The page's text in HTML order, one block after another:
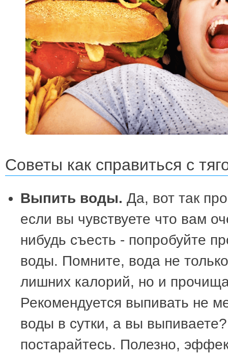
Советы как справиться с
Выпить воды. Да, вот так
если вы чувствуете что вам
нибудь съесть - попробуйте
воды. Помните, вода не
лишних калорий, но и
Рекомендуется выпивать не
воды в сутки, а вы
постарайтесь. Полезно,